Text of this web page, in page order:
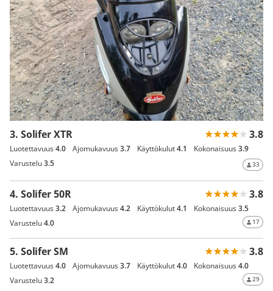
3. Solifer XTR 3.8
33
Luotettavuus4.0 Ajomukavuus3.7 Käyttökulut4.1 Kokonaisuus3.9
Varustelu3.5
4. Solifer 50R 3.8
17
Luotettavuus3.2 Ajomukavuus4.2 Käyttökulut4.1 Kokonaisuus3.5
Varustelu4.0
5. Solifer SM 3.8
29
Luotettavuus4.0 Ajomukavuus3.7 Käyttökulut4.0 Kokonaisuus4.0
Varustelu3.2